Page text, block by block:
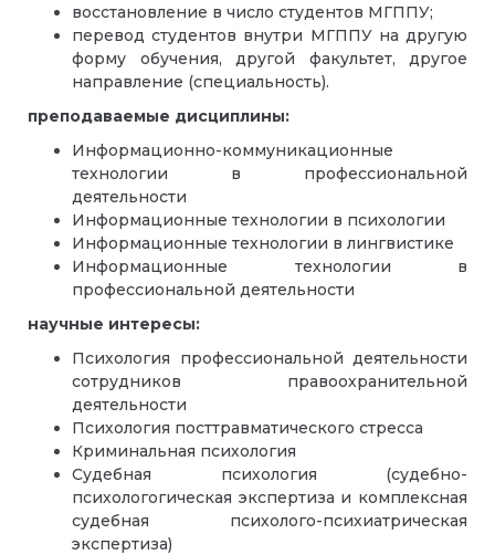
восстановление в число студентов МГППУ;
перевод студентов внутри МГППУ на другую
форму обучения, другой факультет, другое
направление (специальность).
преподаваемые дисциплины:
Информационно-коммуникационные
технологии в профессиональной
деятельности
Информационные технологии в психологии
Информационные технологии в лингвистике
Информационные технологии в
профессиональной деятельности
научные интересы:
Психология профессиональной деятельности
сотрудников правоохранительной
деятельности
Психология посттравматического стресса
Криминальная психология
Судебная психология (судебно-
психологогическая экспертиза и комплексная
судебная психолого-психиатрическая
экспертиза)